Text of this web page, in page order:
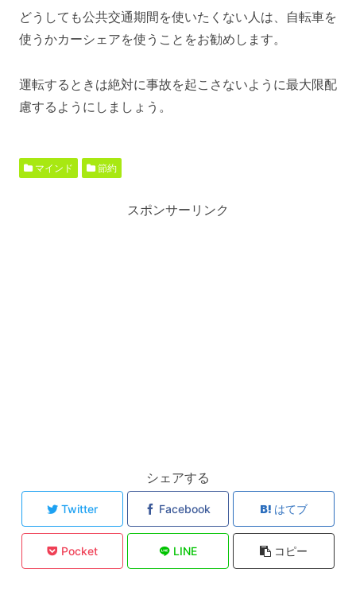
どうしても公共交通期間を使いたくない人は、自転車を
使うかカーシェアを使うことをお勧めします。
運転するときは絶対に事故を起こさないように最大限配
慮するようにしましょう。
マインド 節約
スポンサーリンク
シェアする
Twitter Facebook はてブ
Pocket LINE コピー